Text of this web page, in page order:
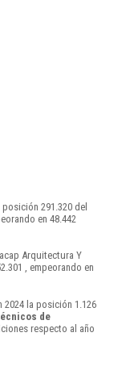
291.320 del
en 48.442
Arquitectura Y
, empeorando en
la posición 1.126
de
respecto al año